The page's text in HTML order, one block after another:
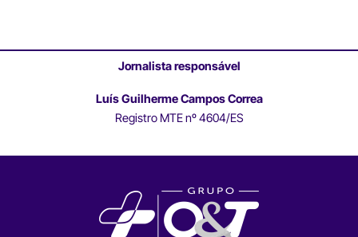
Jornalista responsável
Luís Guilherme Campos Correa
Registro MTE nº 4604/ES